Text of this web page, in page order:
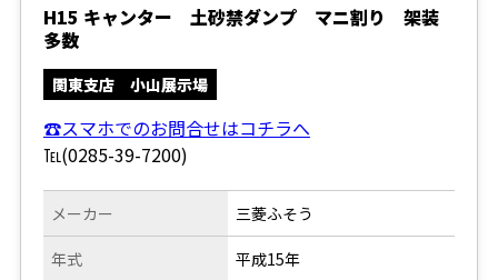
H15 キャンター 土砂禁ダンプ マニ割り 架装
多数
関東支店 小山展示場
☎スマホでのお問合せはコチラへ
℡(0285-39-7200)
メーカー
年式
三菱ふそう
平成15年